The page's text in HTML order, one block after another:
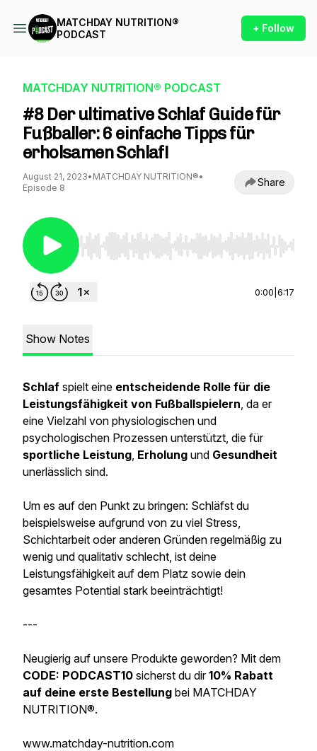
MATCHDAY NUTRITION®
PODCAST
+ Follow
MATCHDAY NUTRITION® PODCAST
#8 Der ultimative Schlaf Guide für
Fußballer: 6 einfache Tipps für
erholsamen Schlaf!
August 21, 2023• MATCHDAY NUTRITION®•
Episode 8
Share
Use Left/Right to seek, Home/End to jump to
0:00 6:17
Show Notes
Schlaf spielt eine entscheidende Rolle für die
Leistungsfähigkeit von Fußballspielern, da er
eine Vielzahl von physiologischen und
psychologischen Prozessen unterstützt, die für
sportliche Leistung, Erholung und Gesundheit
unerlässlich sind.
Um es auf den Punkt zu bringen: Schläfst du
beispielsweise aufgrund von zu viel Stress,
Schichtarbeit oder anderen Gründen regelmäßig zu
wenig und qualitativ schlecht, ist deine
Leistungsfähigkeit auf dem Platz sowie dein
gesamtes Potential stark beeinträchtigt!
---
Neugierig auf unsere Produkte geworden? Mit dem
CODE: PODCAST10 sicherst du dir10% Rabatt
auf deine erste Bestellung bei MATCHDAY
NUTRITION®.
www.matchday-nutrition.com